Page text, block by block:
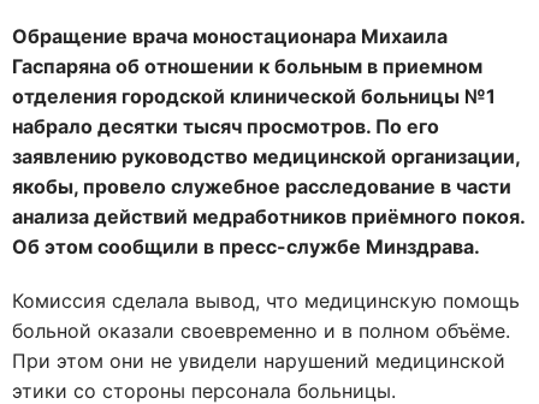
Обращение врача моностационара Михаила
Гаспаряна об отношении к больным в приемном
отделения городской клинической больницы №1
набрало десятки тысяч просмотров. По его
заявлению руководство медицинской организации,
якобы, провело служебное расследование в части
анализа действий медработников приёмного покоя.
Об этом сообщили в пресс-службе Минздрава.
Комиссия сделала вывод, что медицинскую помощь
больной оказали своевременно и в полном объёме.
При этом они не увидели нарушений медицинской
этики со стороны персонала больницы.